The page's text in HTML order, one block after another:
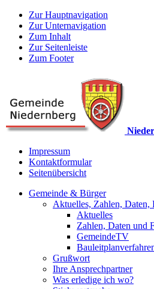
Zur Hauptnavigation
Zur Unternavigation
Zum Inhalt
Zur Seitenleiste
Zum Footer
Impressum
Kontaktformular
Seitenübersicht
Gemeinde & Bürger
Aktuelles, Zahlen, Daten,
Aktuelles
Zahlen, Daten und
GemeindeTV
Grußwort
Ihre Ansprechpartner
Was erledige ich wo?